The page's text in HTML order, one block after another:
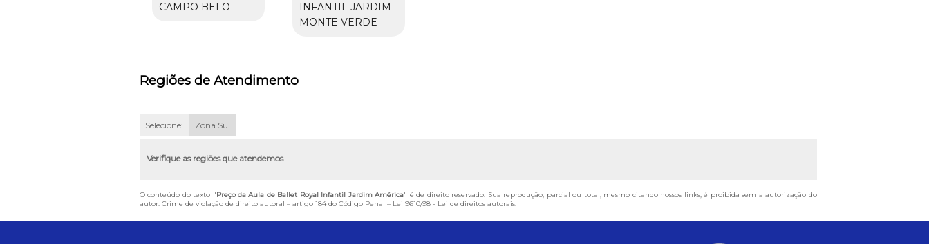
CAMPO BELO
INFANTIL JARDIM
MONTE VERDE
Regiões de Atendimento
Selecione: Zona Sul
Verifique as regiões que atendemos
O conteúdo do texto "Preço da Aula de Ballet Royal Infantil Jardim América" é de direito reservado. Sua reprodução, parcial ou total, mesmo citando nossos links, é proibida sem a autorização do
autor. Crime de violação de direito autoral – artigo 184 do Código Penal – Lei 9610/98 - Lei de direitos autorais.